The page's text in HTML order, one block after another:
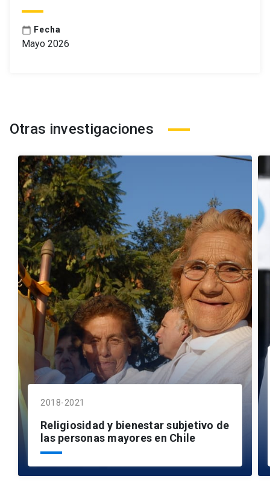
calendar_today Fecha
Mayo 2026
Otras investigaciones
2018-2021
Religiosidad y bienestar subjetivo de
las personas mayores en Chile